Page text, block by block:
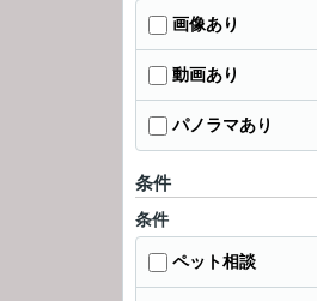
画像あり
動画あり
パノラマあり
条件
条件
ペット相談